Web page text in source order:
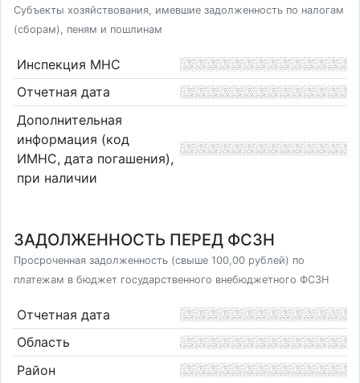
Субъекты хозяйствования, имевшие задолженность по налогам
(сборам), пеням и пошлинам
Инспекция МНС
Отчетная дата
Дополнительная
информация (код
ИМНС, дата погашения),
при наличии
ЗАДОЛЖЕННОСТЬ ПЕРЕД ФСЗН
Просроченная задолженность (свыше 100,00 рублей) по
платежам в бюджет государственного внебюджетного ФСЗН
Отчетная дата
Область
Район